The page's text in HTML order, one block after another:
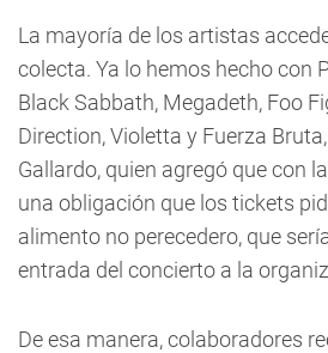
La mayoría de los artistas
colecta. Ya lo hemos hecho con
Black Sabbath, Megadeth, Foo
Direction, Violetta y Fuerza
Gallardo, quien agregó que con
una obligación que los tickets
alimento no perecedero, que
entrada del concierto a la
De esa manera, colaboradores